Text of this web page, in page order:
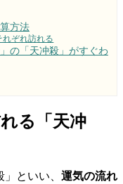
方法
れぞれ訪れる
の「天冲殺」がすぐわ
る「天冲
といい、 運気の流れ